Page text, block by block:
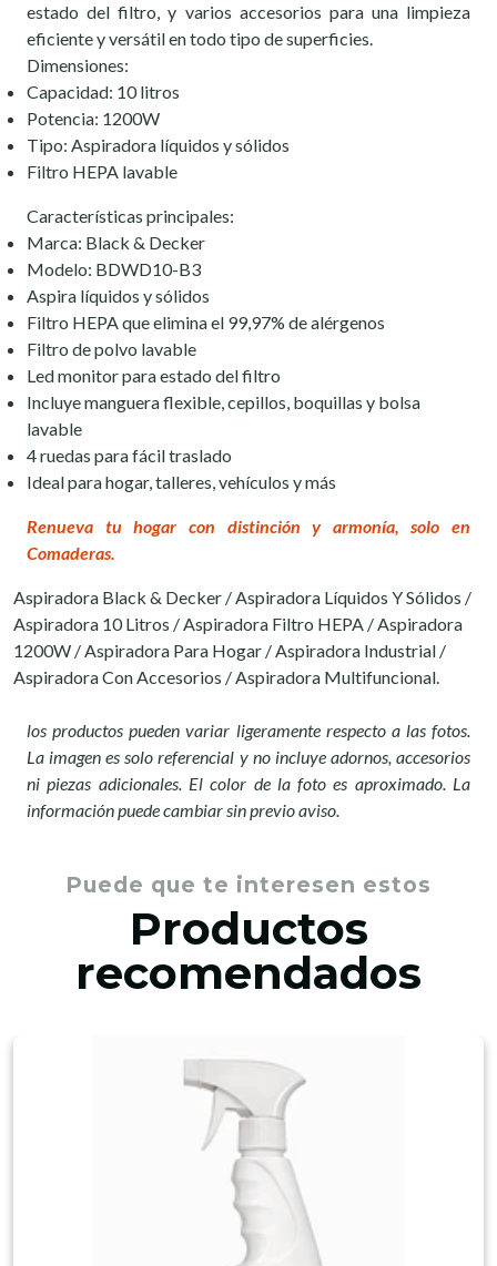
estado del filtro, y varios accesorios para una limpieza
eficiente y versátil en todo tipo de superficies.
Dimensiones:
Capacidad: 10 litros
Potencia: 1200W
Tipo: Aspiradora líquidos y sólidos
Filtro HEPA lavable
Características principales:
Marca: Black & Decker
Modelo: BDWD10-B3
Aspira líquidos y sólidos
Filtro HEPA que elimina el 99,97% de alérgenos
Filtro de polvo lavable
Led monitor para estado del filtro
Incluye manguera flexible, cepillos, boquillas y bolsa
lavable
4 ruedas para fácil traslado
Ideal para hogar, talleres, vehículos y más
Renueva tu hogar con distinción y armonía, solo en
Comaderas.
Aspiradora Black & Decker / Aspiradora Líquidos Y Sólidos /
Aspiradora 10 Litros / Aspiradora Filtro HEPA / Aspiradora
1200W / Aspiradora Para Hogar / Aspiradora Industrial /
Aspiradora Con Accesorios / Aspiradora Multifuncional.
los productos pueden variar ligeramente respecto a las fotos.
La imagen es solo referencial y no incluye adornos, accesorios
ni piezas adicionales. El color de la foto es aproximado. La
información puede cambiar sin previo aviso.
Puede que te interesen estos
Productos
recomendados